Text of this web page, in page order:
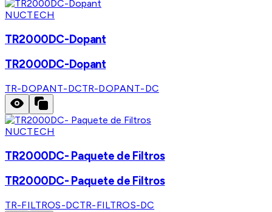
NUCTECH
TR2000DC-Dopant
TR2000DC-Dopant
TR-DOPANT-DCTR-DOPANT-DC
NUCTECH
TR2000DC- Paquete de Filtros
TR2000DC- Paquete de Filtros
TR-FILTROS-DCTR-FILTROS-DC